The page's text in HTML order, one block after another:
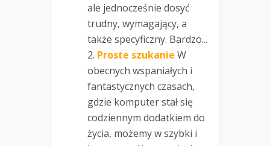
ale jednocześnie dosyć
trudny, wymagający, a
także specyficzny. Bardzo...
Proste szukanie W
obecnych wspaniałych i
fantastycznych czasach,
gdzie komputer stał się
codziennym dodatkiem do
życia, możemy w szybki i